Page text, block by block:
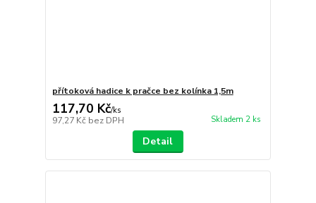
přítoková hadice k pračce bez kolínka 1,5m
117,70 Kč/ks
97,27 Kč bez DPH Skladem 2 ks
Detail